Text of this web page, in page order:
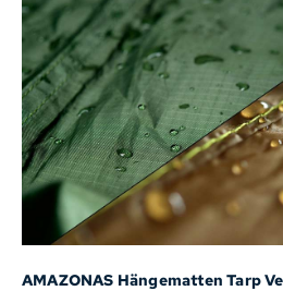
AMAZONAS Hängematten Tarp